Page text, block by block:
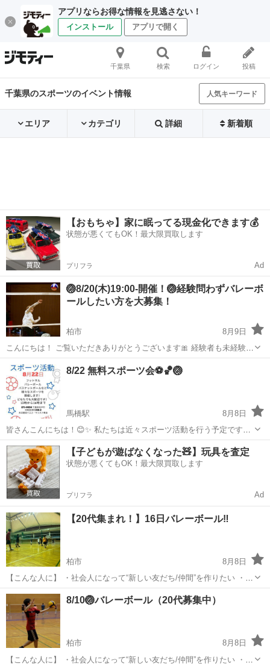
アプリならお得な情報を見逃さない！
インストール アプリで開く
千葉県 検索 ログイン 投稿
千葉県のスポーツのイベント情報 人気キーワード
エリア カテゴリ 詳細 新着順
【おもちゃ】家に眠ってる現金化できます💰
状態が悪くてもOK！最大限買取します
プリフラ Ad
🏐8/20(木)19:00-開催！🏐経験問わずバレーボ
ールしたい方を大募集！
柏市
8月9日
こんにちは！ ご覧いただきありがとうございます🎀 経験者も未経験者
も、みんなで楽しく バレーボールをやっています！ 運動不足解消や、
ちょっと体を動かしたい人にぴったりです！✨ ・活動詳細 📅日程：
8/20(木) 🕖時間：...
千葉 柏市 スポーツ
8/22 無料スポーツ会⚽️🏀🏐
馬橋駅
8月8日
皆さんこんにちは！😊✨️ 私たちは近々スポーツ活動を行う予定です！
色々なスポーツができて、沢山友だちをつくることも出来ます！楽し
い活動です！参加無料で、誰でも、初参加でも大歓迎です！参加した
い方は私達に連絡してください！🥰
千葉 松戸市 馬橋駅 スポーツ 無料
【子どもが遊ばなくなった🧸】玩具を査定
状態が悪くてもOK！最大限買取します
プリフラ Ad
【20代集まれ！】16日バレーボール‼️
柏市
8月8日
【こんな人に】 ・社会人になって“新しい友だち/仲間”を作りたい ・週
末の夜、軽く運動してリフレッシュしたい ・久しぶり/初心者だけど、
雰囲気よく楽しみたい ・楽しく運動したい 【概要】 ・種目：バレー
ボール（試合中心） ...
千葉 柏市 スポーツ
8/10🏐バレーボール（20代募集中）
柏市
8月8日
【こんな人に】 ・社会人になって“新しい友だち/仲間”を作りたい ・週